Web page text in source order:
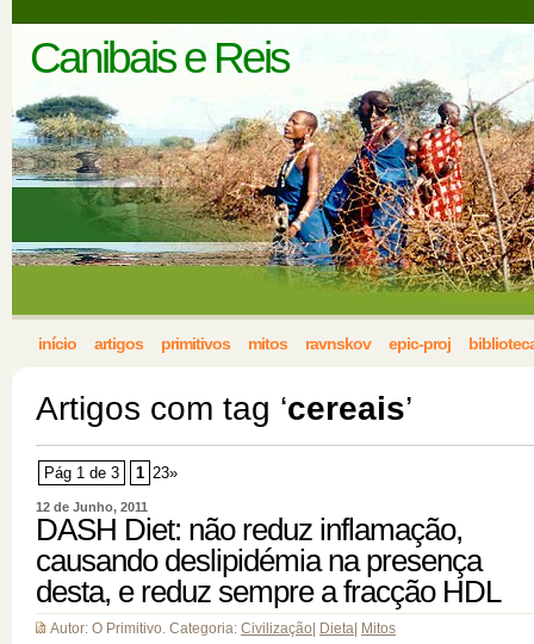
Canibais e Reis
início artigos primitivos mitos ravnskov epic-proj
Artigos com tag ‘cereais’
Pág 1 de 3 1 23»
12 de Junho, 2011
DASH Diet: não reduz inflamação,
causando deslipidémia na presença
desta, e reduz sempre a fracção HDL
Autor: O Primitivo. Categoria: Civilização Dieta Mitos